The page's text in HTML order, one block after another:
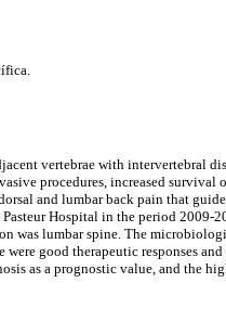
vertebrae with intervertebral
procedures, increased survival
and lumbar back pain that
Hospital in the period 2009-
was lumbar spine. The
good therapeutic responses
as a prognostic value, and the